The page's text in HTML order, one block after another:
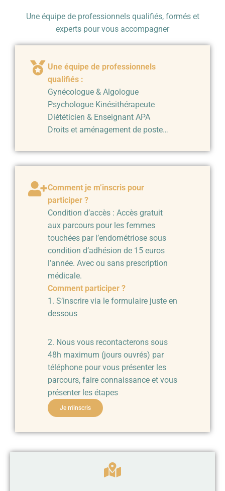
Une équipe de professionnels qualifiés, formés et
experts pour vous accompagner
Une équipe de professionnels
qualifiés :
Gynécologue & Algologue
Psychologue Kinésithérapeute
Diététicien & Enseignant APA
Droits et aménagement de poste…
Comment je m’inscris pour
participer ?
Condition d’accès : Accès gratuit
aux parcours pour les femmes
touchées par l’endométriose sous
condition d’adhésion de 15 euros
l’année. Avec ou sans prescription
médicale.
Comment participer ?
1. S’inscrire via le formulaire juste en
dessous
2. Nous vous recontacterons sous
48h maximum (jours ouvrés) par
téléphone pour vous présenter les
parcours, faire connaissance et vous
présenter les étapes
Je m'inscris